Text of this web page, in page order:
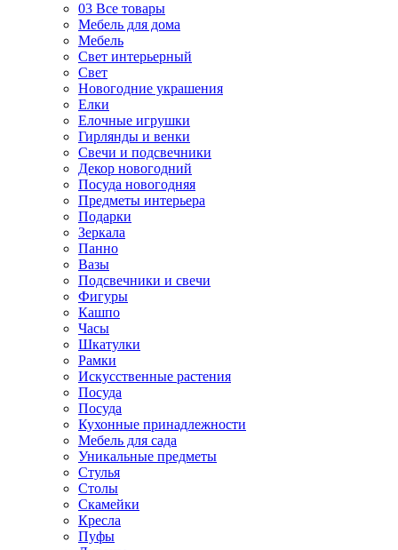
03 Все товары
Мебель для дома
Мебель
Свет интерьерный
Свет
Новогодние украшения
Елки
Елочные игрушки
Гирлянды и венки
Свечи и подсвечники
Декор новогодний
Посуда новогодняя
Предметы интерьера
Подарки
Зеркала
Панно
Вазы
Подсвечники и свечи
Фигуры
Кашпо
Часы
Шкатулки
Рамки
Искусственные растения
Посуда
Посуда
Кухонные принадлежности
Мебель для сада
Уникальные предметы
Стулья
Столы
Скамейки
Кресла
Пуфы